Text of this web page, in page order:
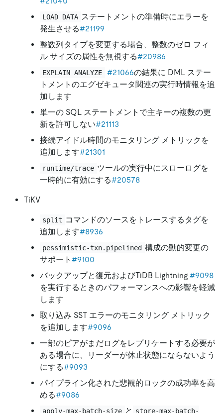
LOAD DATA ステートメントの準備時にエラーを
発生させる#21199
整数列タイプを変更する場合、整数のゼロ フィ
ル サイズの属性を無視する#20986
EXPLAIN ANALYZE #21066の結果に DML ステー
トメントのエグゼキュータ関連の実行時情報を追
加します
単一の SQL ステートメントで主キーの複数の更
新を許可しない#21113
接続アイドル時間のモニタリング メトリックを
追加します#21301
runtime/trace ツールの実行中にスローログを
一時的に有効にする#20578
TiKV
split コマンドのソースをトレースするタグを
追加します#8936
pessimistic-txn.pipelined 構成の動的変更の
サポート #9100
バックアップと復元およびTiDB Lightning #9098
を実行するときのパフォーマンスへの影響を軽減
します
取り込み SST エラーのモニタリング メトリック
を追加します#9096
一部のピアがまだログをレプリケートする必要が
ある場合に、リーダーが休止状態にならないよう
にする#9093
パイプライン化された悲観的ロックの成功率を高
める#9086
apply-max-batch-size と store-max-batch-